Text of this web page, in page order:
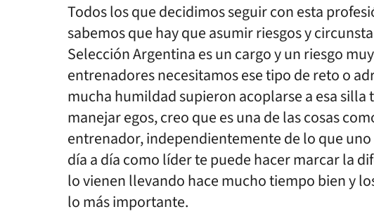
Todos los que decidimos seguir con esta
sabemos que hay que asumir riesgos y
Selección Argentina es un cargo y un riesgo
entrenadores necesitamos ese tipo de reto o
mucha humildad supieron acoplarse a esa silla
manejar egos, creo que es una de las cosas
entrenador, independientemente de lo que
día a día como líder te puede hacer marcar la
lo vienen llevando hace mucho tiempo bien y
lo más importante.